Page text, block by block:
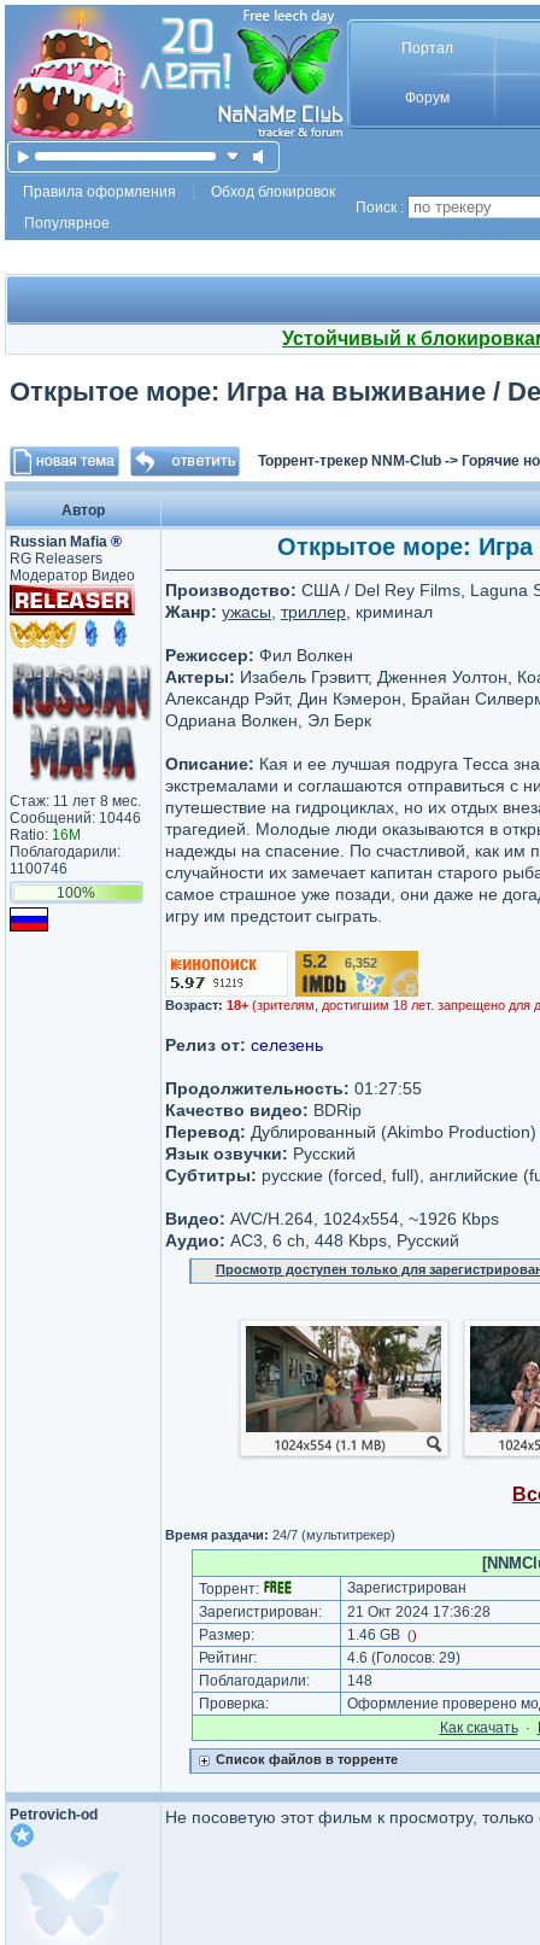
Портал
Форум
Правила оформления
Обход блокировок
Популярное
Поиск :
Устойчивый к
Открытое море: Игра на выживание /
Торрент-трекер NNM-Club -> Горячие
Автор
Russian Mafia ®
RG Releasers
Модератор Видео
Стаж: 11 лет 8 мес.
Сообщений: 10446
Ratio: 16M
Поблагодарили:
1100746
100%
Открытое море: Игра
Производство: США / Del Rey Films, Laguna
Жанр: ужасы триллер , криминал
Режиссер: Фил Волкен
Актеры: Изабель Грэвитт, Дженнея Уолтон,
Александр Рэйт, Дин Кэмерон, Брайан
Одриана Волкен, Эл Берк
Описание: Кая и ее лучшая подруга Тесса
экстремалами и соглашаются отправиться с
путешествие на гидроциклах, но их отдых
трагедией. Молодые люди оказываются в
надежды на спасение. По счастливой, как им
случайности их замечает капитан старого
самое страшное уже позади, они даже не
игру им предстоит сыграть.
5.2 6,352
Возраст: 18+ (зрителям, достигшим 18 лет. запрещено для
Релиз от: селезень
Продолжительность: 01:27:55
Качество видео: BDRip
Перевод: Дублированный (Akimbo Production)
Язык озвучки: Русский
Субтитры: русские (forced, full), английские
Видео: AVC/H.264, 1024x554, ~1926 Кbps
Аудио: AC3, 6 ch, 448 Kbps, Русский
Просмотр доступен только для
Время раздачи: 24/7 (мультитрекер)
Торрент:
Зарегистрирован
Зарегистрирован:
21 Окт 2024 17:36:28
Размер:
1.46 GB ()
Рейтинг: 4.6 (Голосов: 29)
Поблагодарили:
148
Проверка:
Оформление проверено
Как cкачать·
Список файлов в торренте
Petrovich-od Не посоветую этот фильм к просмотру,